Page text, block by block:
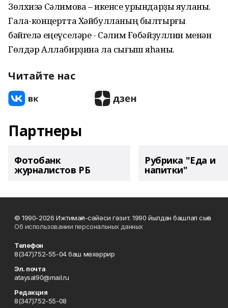
Зөлхизә Сәлимова – икенсе урындарҙы яуланы.
Гала-концертта Хәйбулланың былтырғы
бәйгелә еңеүселәре - Сәлим Ғөбәйҙуллин менән
Гөлдәр Аллабирҙина ла сығыш яһаны.
Читайте нас
Партнеры
Фотобанк
журналистов РБ
Рубрика "Еда и
напитки"
© 1990-2026 Ижтимағи-сәйәси гәзит. 1990 йылдан башлап сыға
Об использовании персональных данных
Телефон
8(347)752-55-04 баш мөхәррир
Эл. почта
ataysal90@mail.ru
Редакция
8(347)752-55-08